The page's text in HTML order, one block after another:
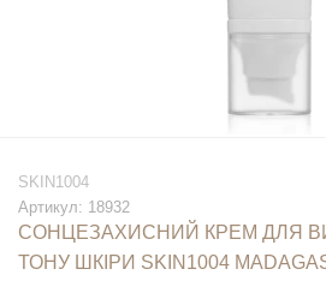
SKIN1004
Артикул: 18932
СОНЦЕЗАХИСНИЙ КРЕМ ДЛЯ
ТОНУ ШКІРИ SKIN1004